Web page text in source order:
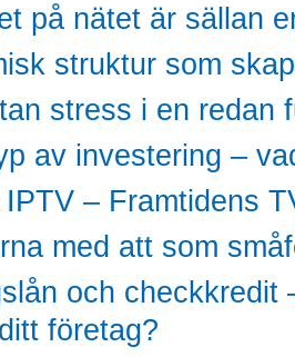
på nätet är sällan
struktur som
stress i en redan
av investering –
– Framtidens
med att som
och checkkredit
företag?